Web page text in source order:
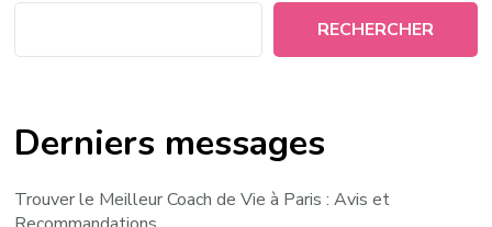
RECHERCHER
Derniers messages
Trouver le Meilleur Coach de Vie à Paris : Avis et